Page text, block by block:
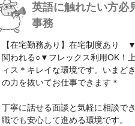
英語に触れたい方必
事務
【在宅勤務あり】在宅制度あり
関われる○▼フレックス利用OK！
ィス＊キレイな環境です。いまど
の力を抜いてお仕事できます＊
丁寧に話せる面談と気軽に相談で
職でも安心して進める環境です。